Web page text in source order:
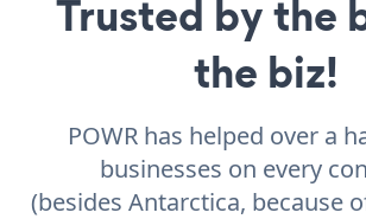
Trusted by the
the biz!
POWR has helped over a
businesses on every
(besides Antarctica, because